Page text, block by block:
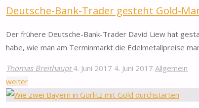
Gold
Deutsche-Bank-Trader gesteht Gold-
Der frühere Deutsche-Bank-Trader David Liew hat
habe, wie man am Terminmarkt die Edelmetallpreise
Thomas Breithaupt 4. Juni 2017 4. Juni 2017 Allgemein
weiter"Deutsche-
Bank-